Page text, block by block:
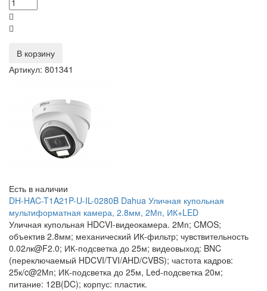
В корзину
Артикул: 801341
Есть в наличии
DH-HAC-T1A21P-U-IL-0280B Dahua Уличная купольная
мультиформатная камера, 2.8мм, 2Мп, ИК+LED
Уличная купольная HDCVI-видеокамера. 2Мп; CMOS;
объектив 2.8мм; механический ИК-фильтр; чувствительность
0.02лк@F2.0; ИК-подсветка до 25м; видеовыход: BNC
(переключаемый HDCVI/TVI/AHD/CVBS); частота кадров:
25к/c@2Мп; ИК-подсветка до 25м, Led-подсветка 20м;
питание: 12В(DC); корпус: пластик.